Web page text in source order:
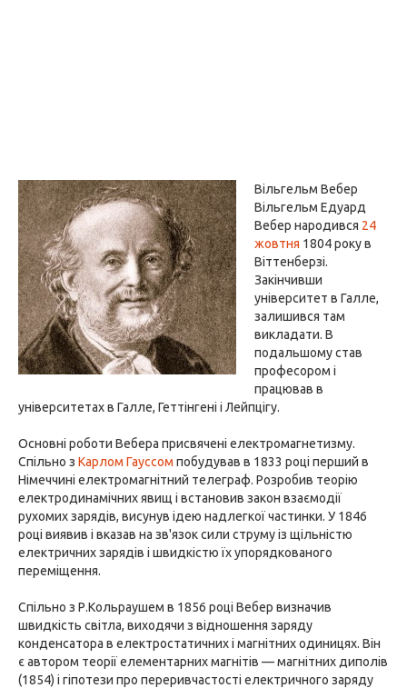
Вільгельм Вебер
Вільгельм Едуард
Вебер народився 24
жовтня 1804 року в
Віттенберзі.
Закінчивши
університет в Галле,
залишився там
викладати. В
подальшому став
професором і
працював в
університетах в Галле, Геттінгені і Лейпцігу.
Основні роботи Вебера присвячені електромагнетизму.
Спільно з Карлом Гауссом побудував в 1833 році перший в
Німеччині електромагнітний телеграф. Розробив теорію
електродинамічних явищ і встановив закон взаємодії
рухомих зарядів, висунув ідею надлегкої частинки. У 1846
році виявив і вказав на зв'язок сили струму із щільністю
електричних зарядів і швидкістю їх упорядкованого
переміщення.
Спільно з Р.Кольраушем в 1856 році Вебер визначив
швидкість світла, виходячи з відношення заряду
конденсатора в електростатичних і магнітних одиницях. Він
є автором теорії елементарних магнітів — магнітних диполів
(1854) і гіпотези про переривчастості електричного заряду